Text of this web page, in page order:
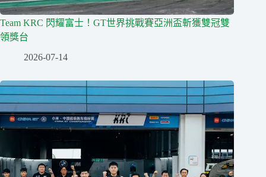
Team KRC 閃耀富士！GT世界挑戰賽亞洲盃斬獲雙冠雙
領獎台
2026-07-14